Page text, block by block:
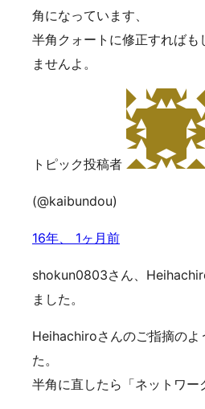
角になっています、
半角クォートに修正すれば
ませんよ。
トピック投稿者
(@kaibundou)
16年、 1ヶ月前
shokun0803さん、
ました。
Heihachiroさんのご指摘のよ
た。
半角に直したら「ネットワー